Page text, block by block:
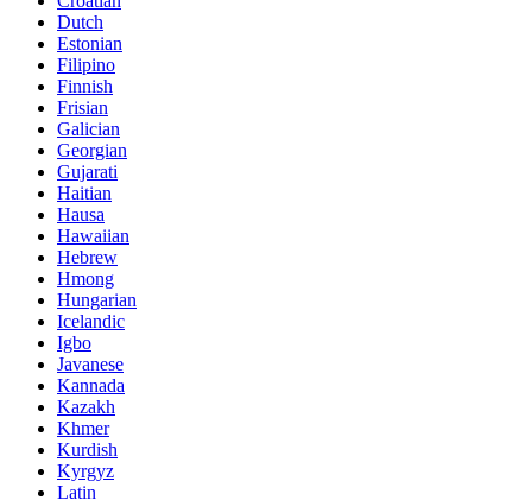
Dutch
Estonian
Filipino
Finnish
Frisian
Galician
Georgian
Gujarati
Haitian
Hausa
Hawaiian
Hebrew
Hmong
Hungarian
Icelandic
Igbo
Javanese
Kannada
Kazakh
Khmer
Kurdish
Kyrgyz
Latin